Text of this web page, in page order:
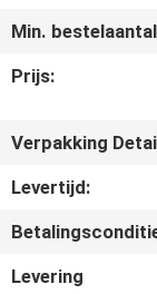
NIEUWS
VERZOEK
Min.
Prijs:
Verpakking
Levertijd:
Levering